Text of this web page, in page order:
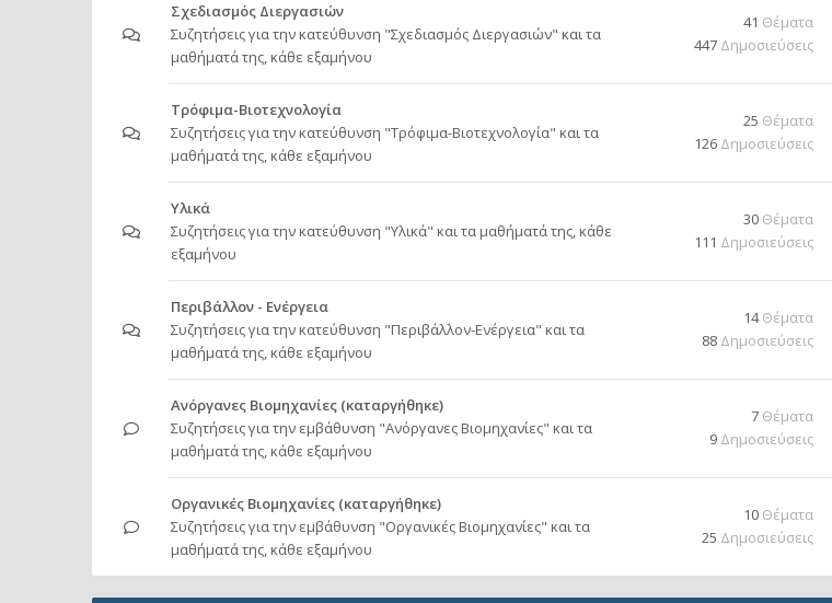
Σχεδιασμός Διεργασιών
Συζητήσεις για την κατεύθυνση "Σχεδιασμός Διεργασιών" και τα
μαθήματά της, κάθε εξαμήνου
41 Θέματα
447 Δημοσιεύσεις
Τρόφιμα-Βιοτεχνολογία
Συζητήσεις για την κατεύθυνση "Τρόφιμα-Βιοτεχνολογία" και τα
μαθήματά της, κάθε εξαμήνου
25 Θέματα
126 Δημοσιεύσεις
Υλικά
Συζητήσεις για την κατεύθυνση "Υλικά" και τα μαθήματά της, κάθε
εξαμήνου
30 Θέματα
111 Δημοσιεύσεις
Περιβάλλον - Ενέργεια
Συζητήσεις για την κατεύθυνση "Περιβάλλον-Ενέργεια" και τα
μαθήματά της, κάθε εξαμήνου
14Θέματα
88 Δημοσιεύσεις
Ανόργανες Βιομηχανίες (καταργήθηκε)
Συζητήσεις για την εμβάθυνση "Ανόργανες Βιομηχανίες" και τα
μαθήματά της, κάθε εξαμήνου
7 Θέματα
9 Δημοσιεύσεις
Οργανικές Βιομηχανίες (καταργήθηκε)
Συζητήσεις για την εμβάθυνση "Οργανικές Βιομηχανίες" και τα
μαθήματά της, κάθε εξαμήνου
10 Θέματα
25 Δημοσιεύσεις